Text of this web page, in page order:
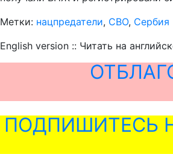
Метки: нацпредатели, СВО, Сербия
English version :: Читать на
ПОДПИШИТЕСЬ